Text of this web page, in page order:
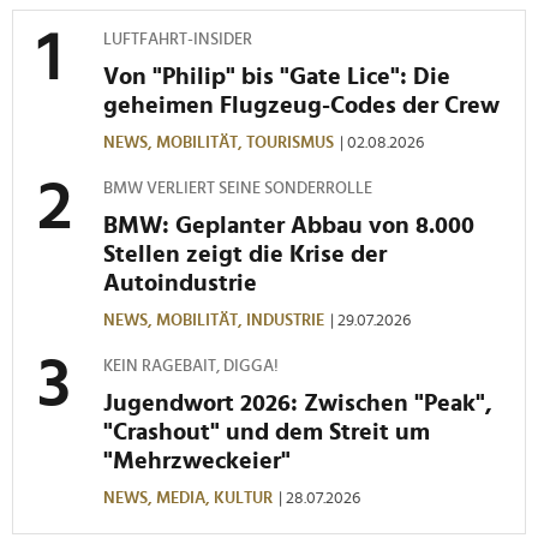
haben oder die sie im Rahmen Ihrer Nutzung der Dienste
LUFTFAHRT-INSIDER
Von "Philip" bis "Gate Lice": Die
geheimen Flugzeug-Codes der Crew
NEWS, MOBILITÄT, TOURISMUS | 02.08.2026
BMW VERLIERT SEINE SONDERROLLE
BMW: Geplanter Abbau von 8.000
Stellen zeigt die Krise der
Autoindustrie
NEWS, MOBILITÄT, INDUSTRIE | 29.07.2026
KEIN RAGEBAIT, DIGGA!
Jugendwort 2026: Zwischen "Peak",
"Crashout" und dem Streit um
"Mehrzweckeier"
NEWS, MEDIA, KULTUR | 28.07.2026